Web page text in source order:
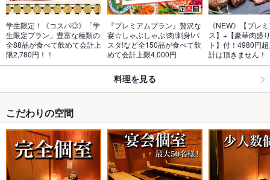
学生限定！《コスパ◎》「学
生限定プラン」豊富な種類の
全88品が食べて飲めて会計上
限2,780円！！
『プレミアムプラン』贅沢な
宴☆しゃぶしゃぶ!肉!刺身!パ
スタ!など全150品が食べて飲
めて会計上限4,000円
《NEW》【プレ
ス】+【豪華肉盛
ト】付！4980円
計は頂きません！
料理を見る
こだわりの空間